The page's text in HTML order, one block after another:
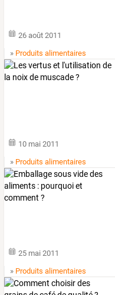
26 août 2011
» Produits alimentaires
10 mai 2011
» Produits alimentaires
25 mai 2011
» Produits alimentaires